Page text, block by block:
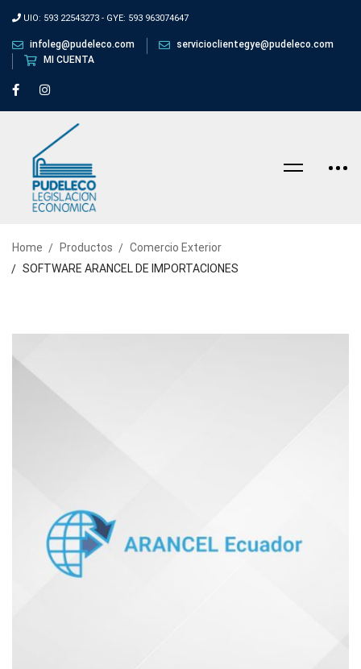
UIO: 593 22543273 - GYE: 593 963074647
infoleg@pudeleco.com
servicioclientegye@pudeleco.com
MI CUENTA
Home Productos
Comercio Exterior
SOFTWARE ARANCEL DE IMPORTACIONES